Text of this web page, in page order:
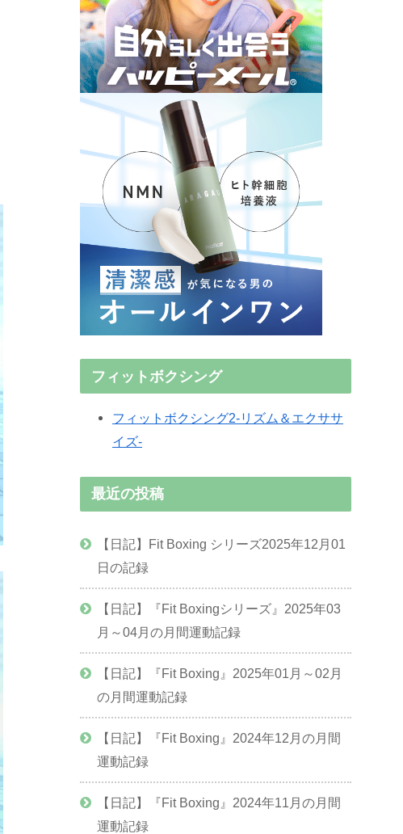
フィットボクシング
フィットボクシング2-リズム＆エクササ
イズ-
最近の投稿
【日記】Fit Boxing シリーズ2025年12月01
日の記録
【日記】『Fit Boxingシリーズ』2025年03
月～04月の月間運動記録
【日記】『Fit Boxing』2025年01月～02月
の月間運動記録
【日記】『Fit Boxing』2024年12月の月間
運動記録
【日記】『Fit Boxing』2024年11月の月間
運動記録